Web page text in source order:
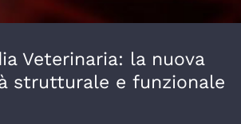
Veterinaria: la nuova
strutturale e funzionale